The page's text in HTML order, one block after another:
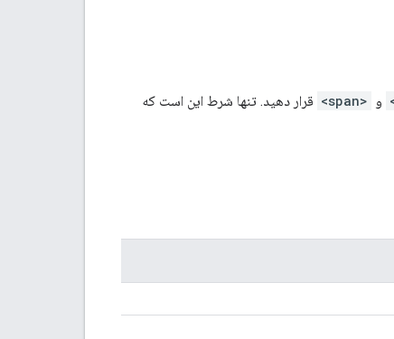
و <span>
قرار دهید. تنها شرط این است که